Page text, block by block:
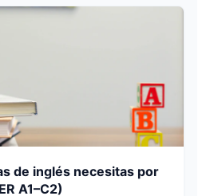
de inglés necesitas por
A1–C2)